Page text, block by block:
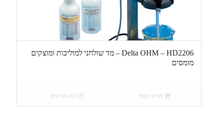
Delta OHM – HD2206 – מד שולחני למוליכות ומוצקים
מומסים
מידע נוסף הצג פרטים